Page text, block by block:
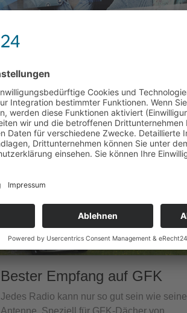
Bester Empfang auf GFK
Jedes Radio kann nur so gut sein wie seine
Antenne. Speziell für GFK-Dächer von